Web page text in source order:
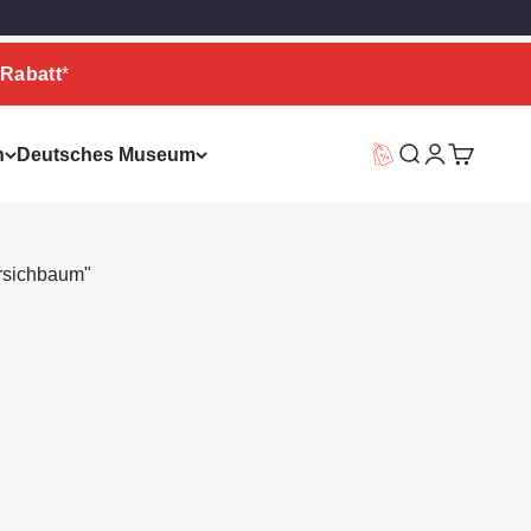
*
Deutsches Museum Vorteilswelt
Suche